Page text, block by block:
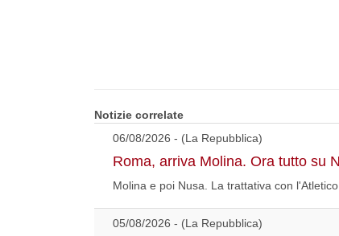
Notizie correlate
06/08/2026 - (La Repubblica)
Roma, arriva Molina. Ora tutto su
Molina e poi Nusa. La trattativa con
05/08/2026 - (La Repubblica)